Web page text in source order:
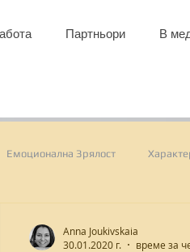
Партньори В
Емоционална Зрялост
Anna Joukivskaia
30.01.2020 г.
време за